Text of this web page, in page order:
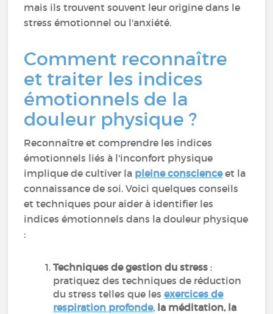
mais ils trouvent souvent leur origine dans le
stress émotionnel ou l'anxiété.
Comment reconnaître
et traiter les indices
émotionnels de la
douleur physique ?
Reconnaître et comprendre les indices
émotionnels liés à l'inconfort physique
implique de cultiver la pleine conscienceet la
connaissance de soi. Voici quelques conseils
et techniques pour aider à identifier les
indices émotionnels dans la douleur physique
:
Techniques de gestion du stress :
pratiquez des techniques de réduction
du stress telles que lesexercices de
respiration profonde, la méditation, la